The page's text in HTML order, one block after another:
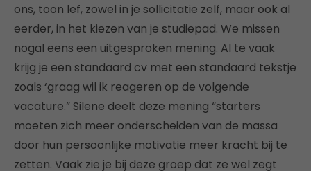
ons, toon lef, zowel in je sollicitatie zelf, maar ook al
eerder, in het kiezen van je studiepad. We missen
nogal eens een uitgesproken mening. Al te vaak
krijg je een standaard cv met een standaard tekstje
zoals ‘graag wil ik reageren op de volgende
vacature.” Silene deelt deze mening “starters
moeten zich meer onderscheiden van de massa
door hun persoonlijke motivatie meer kracht bij te
zetten. Vaak zie je bij deze groep dat ze wel zegt